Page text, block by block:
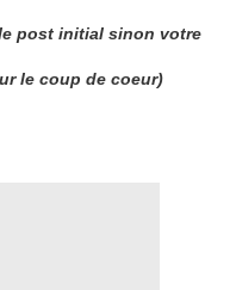
post initial sinon votre
le coup de coeur)